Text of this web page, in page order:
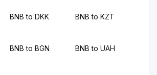
BNB to DKK BNB to KZT
BNB to BGN BNB to UAH